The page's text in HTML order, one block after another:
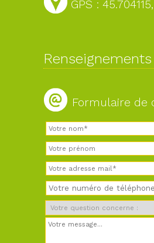
GPS :
Renseignements
Formulaire de